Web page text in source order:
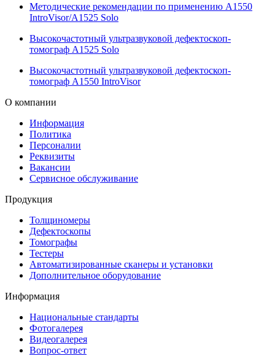
Методические рекомендации по применению А1550
IntroVisor/А1525 Solo
Высокочастотный ультразвуковой дефектоскоп-
томограф А1525 Solo
Высокочастотный ультразвуковой дефектоскоп-
томограф А1550 IntroVisor
О компании
Информация
Политика
Персоналии
Реквизиты
Вакансии
Сервисное обслуживание
Продукция
Толщиномеры
Дефектоскопы
Томографы
Тестеры
Автоматизированные сканеры и установки
Дополнительное оборудование
Информация
Национальные стандарты
Фотогалерея
Видеогалерея
Вопрос-ответ